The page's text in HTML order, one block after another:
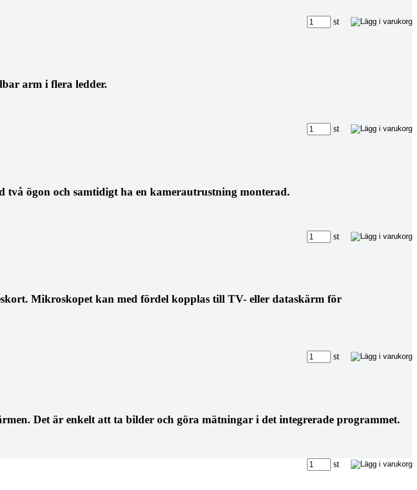
st
arm i flera ledder.
st
ögon och samtidigt ha en kamerautrustning monterad.
st
Mikroskopet kan med fördel kopplas till TV- eller dataskärm för
st
Det är enkelt att ta bilder och göra mätningar i det integrerade programmet.
st